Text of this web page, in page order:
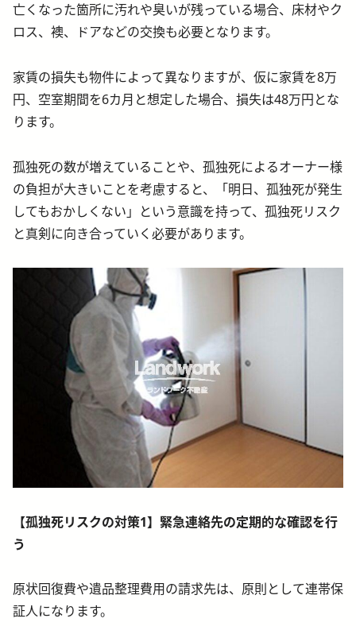
亡くなった箇所に汚れや臭いが残っている場合、床材やク
ロス、襖、ドアなどの交換も必要となります。
家賃の損失も物件によって異なりますが、仮に家賃を8万
円、空室期間を6カ月と想定した場合、損失は48万円とな
ります。
孤独死の数が増えていることや、孤独死によるオーナー様
の負担が大きいことを考慮すると、「明日、孤独死が発生
してもおかしくない」という意識を持って、孤独死リスク
と真剣に向き合っていく必要があります。
【孤独死リスクの対策1】緊急連絡先の定期的な確認を行
う
原状回復費や遺品整理費用の請求先は、原則として連帯保
証人になります。